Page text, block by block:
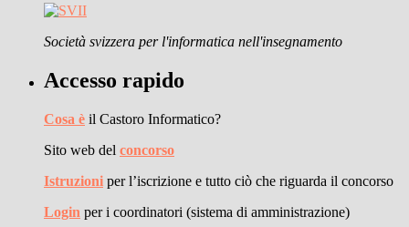
Società svizzera per l'informatica nell'insegnamento
Accesso rapido
Cosa è il Castoro Informatico?
Sito web del concorso
Istruzioni per l’iscrizione e tutto ciò che riguarda il concorso
Login per i coordinatori (sistema di amministrazione)